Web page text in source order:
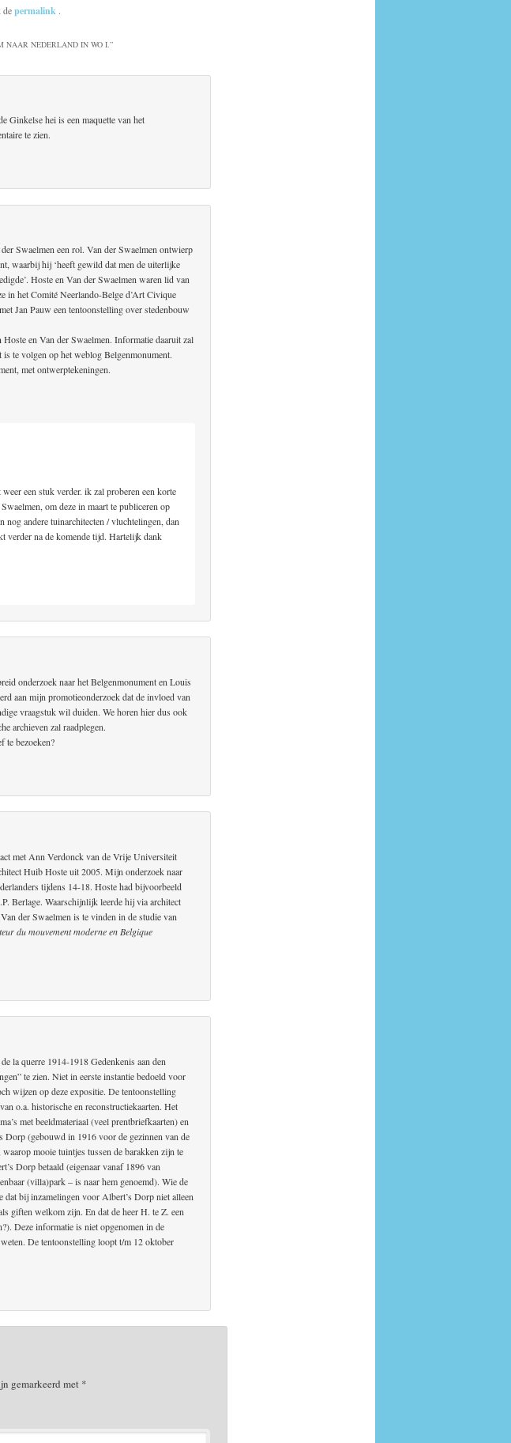
depermalink .
NAAR NEDERLAND IN WO I. ”
Ginkelse hei is een maquette van het
te zien.
Swaelmen een rol. Van der Swaelmen ontwierp
waarbij hij ‘heeft gewild dat men de uiterlijke
Hoste en Van der Swaelmen waren lid van
in het Comité Neerlando-Belge d’Art Civique
Jan Pauw een tentoonstelling over stedenbouw
en Van der Swaelmen. Informatie daaruit zal
is te volgen op het weblog Belgenmonument.
met ontwerptekeningen.
een stuk verder. ik zal proberen een korte
om deze in maart te publiceren op
nog andere tuinarchitecten / vluchtelingen, dan
verder na de komende tijd. Hartelijk dank
onderzoek naar het Belgenmonument en Louis
aan mijn promotieonderzoek dat de invloed van
vraagstuk wil duiden. We horen hier dus ook
archieven zal raadplegen.
te bezoeken?
met Ann Verdonck van de Vrije Universiteit
Huib Hoste uit 2005. Mijn onderzoek naar
tijdens 14-18. Hoste had bijvoorbeeld
Berlage. Waarschijnlijk leerde hij via architect
der Swaelmen is te vinden in de studie van
du mouvement moderne en Belgique
la querre 1914-1918 Gedenkenis aan den
te zien. Niet in eerste instantie bedoeld voor
wijzen op deze expositie. De tentoonstelling
o.a. historische en reconstructiekaarten. Het
met beeldmateriaal (veel prentbriefkaarten) en
Dorp (gebouwd in 1916 voor de gezinnen van de
mooie tuintjes tussen de barakken zijn te
Dorp betaald (eigenaar vanaf 1896 van
(villa)park – is naar hem genoemd). Wie de
bij inzamelingen voor Albert’s Dorp niet alleen
giften welkom zijn. En dat de heer H. te Z. een
Deze informatie is niet opgenomen in de
De tentoonstelling loopt t/m 12 oktober
gemarkeerd met *